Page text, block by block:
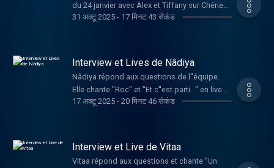
du 24 janvier avec Alex et Tiffany sur Chérie
FM ! Elle répond aux questions dans le Réveil
31 अक्टू 2025- 17 मिनट 43 सेकंड
Interview et Lives de Nâdiya
Nâdiya répond aux questions de l''équipe.
Elle chante "Roc" et "Et c''est parti..." en live
dans le Réveil Chérie.
17 अक्टू 2025- 20 मिनट 46 सेकंड
Interview et Live de Vitaa
Vitaa répond aux questions et chante "Un